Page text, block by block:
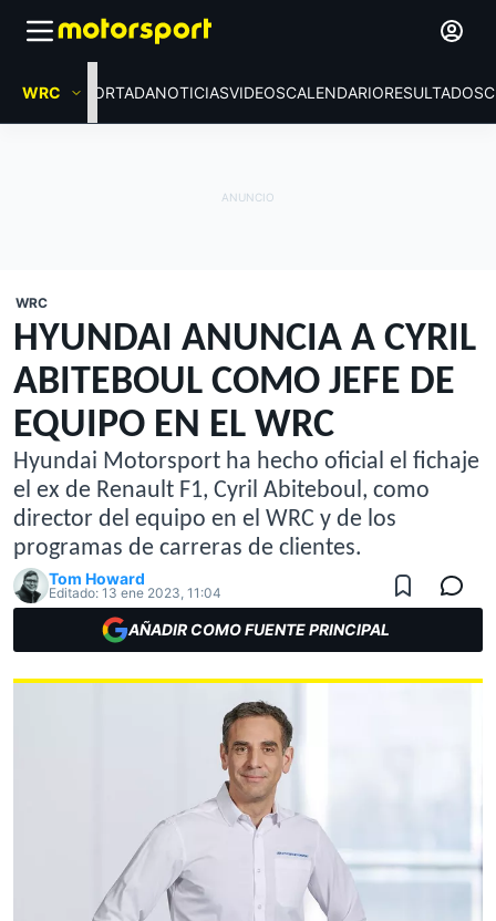
WRC PORTADANOTICIASVIDEOSCALENDARIORESULTADOS
WRC
HYUNDAI ANUNCIA A CYRIL
ABITEBOUL COMO JEFE DE
EQUIPO EN EL WRC
Hyundai Motorsport ha hecho oficial el fichaje
el ex de Renault F1, Cyril Abiteboul, como
director del equipo en el WRC y de los
programas de carreras de clientes.
Tom Howard
Editado: 13 ene 2023, 11:04
AÑADIR COMO FUENTE PRINCIPAL